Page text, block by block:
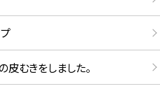
皮むきをしました。